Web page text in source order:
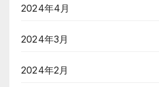
2024年4月
2024年3月
2024年2月